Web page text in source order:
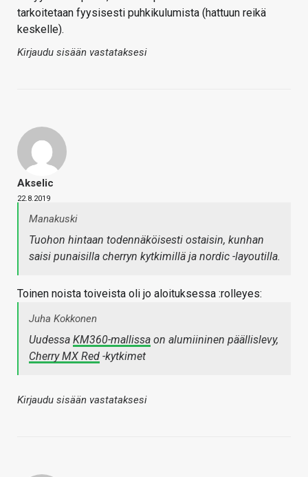
tarkoitetaan fyysisesti puhkikulumista (hattuun reikä
keskelle).
Kirjaudu sisään vastataksesi
Akselic
22.8.2019
Manakuski
Tuohon hintaan todennäköisesti ostaisin, kunhan
saisi punaisilla cherryn kytkimillä ja nordic -layoutilla.
Toinen noista toiveista oli jo aloituksessa :rolleyes:
Juha Kokkonen
Uudessa KM360-mallissa on alumiininen päällislevy,
Cherry MX Red -kytkimet
Kirjaudu sisään vastataksesi